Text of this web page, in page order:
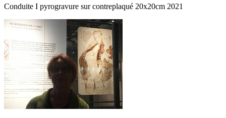
Conduite I pyrogravure sur contreplaqué 20x20cm 2021